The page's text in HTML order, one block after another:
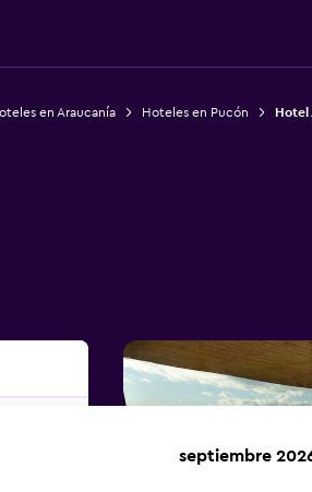
en Araucanía Hoteles en Pucón Hotel
septiembre